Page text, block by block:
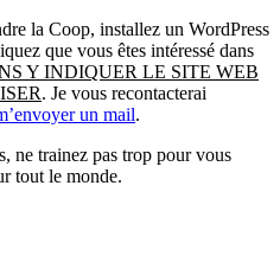
la Coop, installez un WordPress
que vous êtes intéressé dans
Y INDIQUER LE SITE WEB
. Je vous recontacterai
un mail.
ne trainez pas trop pour vous
tout le monde.